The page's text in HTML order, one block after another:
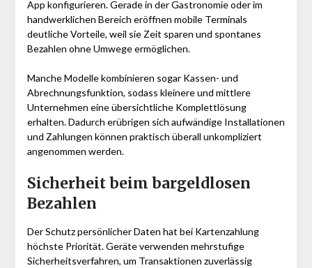
App konfigurieren. Gerade in der Gastronomie oder im
handwerklichen Bereich eröffnen mobile Terminals
deutliche Vorteile, weil sie Zeit sparen und spontanes
Bezahlen ohne Umwege ermöglichen.
Manche Modelle kombinieren sogar Kassen- und
Abrechnungsfunktion, sodass kleinere und mittlere
Unternehmen eine übersichtliche Komplettlösung
erhalten. Dadurch erübrigen sich aufwändige Installationen
und Zahlungen können praktisch überall unkompliziert
angenommen werden.
Sicherheit beim bargeldlosen
Bezahlen
Der Schutz persönlicher Daten hat bei Kartenzahlung
höchste Priorität. Geräte verwenden mehrstufige
Sicherheitsverfahren, um Transaktionen zuverlässig